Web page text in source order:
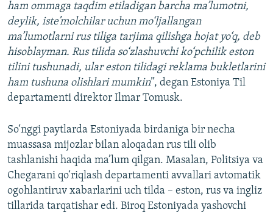
ham ommaga taqdim etiladigan barcha ma’lumotni,
deylik, iste’molchilar uchun mo‘ljallangan
ma’lumotlarni rus tiliga tarjima qilishga hojat yo‘q, deb
hisoblayman. Rus tilida so‘zlashuvchi ko‘pchilik eston
tilini tushunadi, ular eston tilidagi reklama bukletlarini
ham tushuna olishlari mumkin”, degan Estoniya Til
departamenti direktor Ilmar Tomusk.
So‘nggi paytlarda Estoniyada birdaniga bir necha
muassasa mijozlar bilan aloqadan rus tili olib
tashlanishi haqida ma’lum qilgan. Masalan, Politsiya va
Chegarani qo‘riqlash departamenti avvallari avtomatik
ogohlantiruv xabarlarini uch tilda – eston, rus va ingliz
tillarida tarqatishar edi. Biroq Estoniyada yashovchi